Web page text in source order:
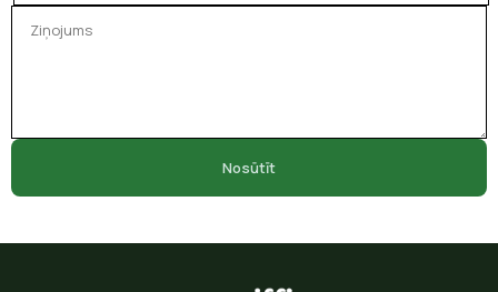
Nosūtīt